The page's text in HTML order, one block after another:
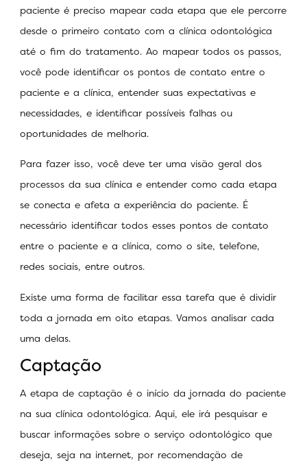
paciente é preciso mapear cada etapa que ele percorre
desde o primeiro contato com a clínica odontológica
até o fim do tratamento. Ao mapear todos os passos,
você pode identificar os pontos de contato entre o
paciente e a clínica, entender suas expectativas e
necessidades, e identificar possíveis falhas ou
oportunidades de melhoria.
Para fazer isso, você deve ter uma visão geral dos
processos da sua clínica e entender como cada etapa
se conecta e afeta a experiência do paciente. É
necessário identificar todos esses pontos de contato
entre o paciente e a clínica, como o site, telefone,
redes sociais, entre outros.
Existe uma forma de facilitar essa tarefa que é dividir
toda a jornada em oito etapas. Vamos analisar cada
uma delas.
Captação
A etapa de captação é o início da jornada do paciente
na sua clínica odontológica. Aqui, ele irá pesquisar e
buscar informações sobre o serviço odontológico que
deseja, seja na internet, por recomendação de